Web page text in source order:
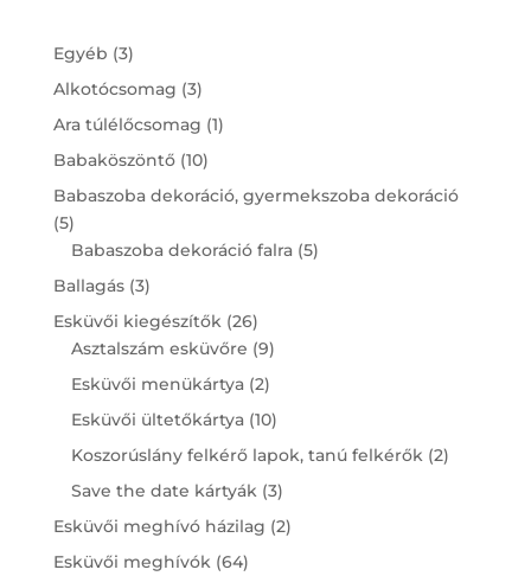
Egyéb 33
products
Alkotócsomag 33
products
Ara túlélőcsomag 11
Babaköszöntő 1010
products
Babaszoba dekoráció, gyermekszoba dekoráció
55
products
Babaszoba dekoráció falra 55
Ballagás 33
products
Esküvői kiegészítők 2626
products
Asztalszám esküvőre 99
products
Esküvői menükártya 22
products
Esküvői ültetőkártya 1010
products
Koszorúslány felkérő lapok, tanú felkérők 22
Save the date kártyák 33
products
Esküvői meghívó házilag 22
Esküvői meghívók 6464